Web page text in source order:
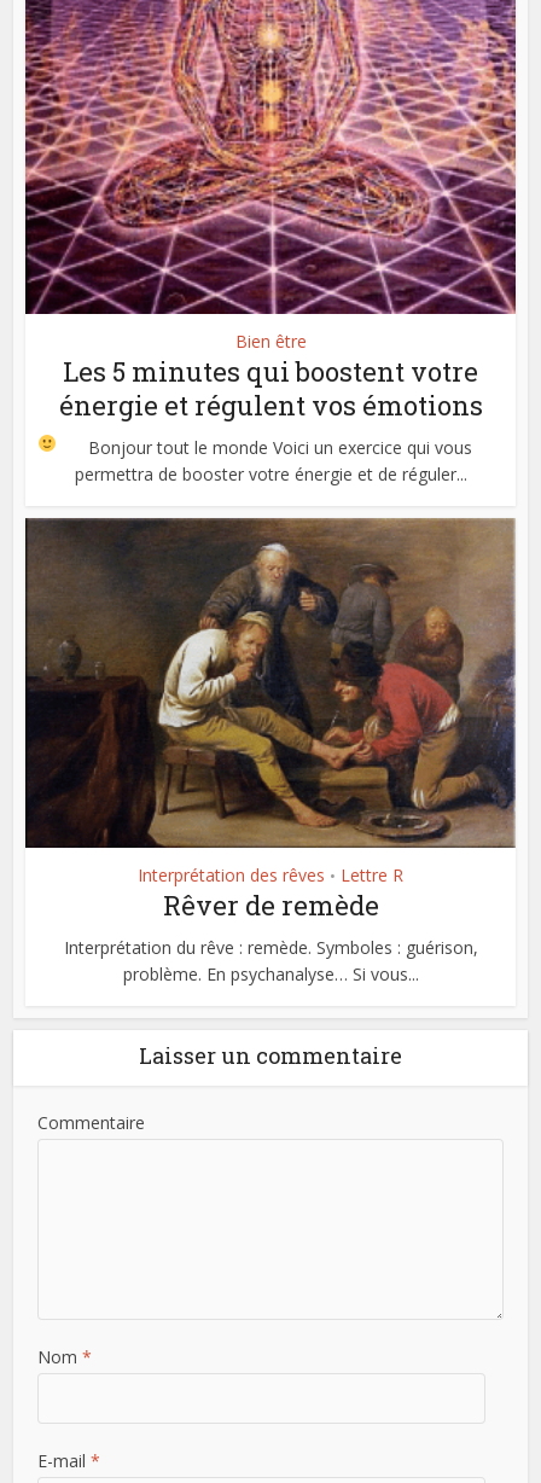
Bien être
Les 5 minutes qui boostent votre
énergie et régulent vos émotions
Bonjour tout le monde Voici un exercice qui vous
permettra de booster votre énergie et de réguler...
Interprétation des rêves • Lettre R
Rêver de remède
Interprétation du rêve : remède. Symboles : guérison,
problème. En psychanalyse… Si vous...
Laisser un commentaire
Commentaire
Nom*
E-mail*